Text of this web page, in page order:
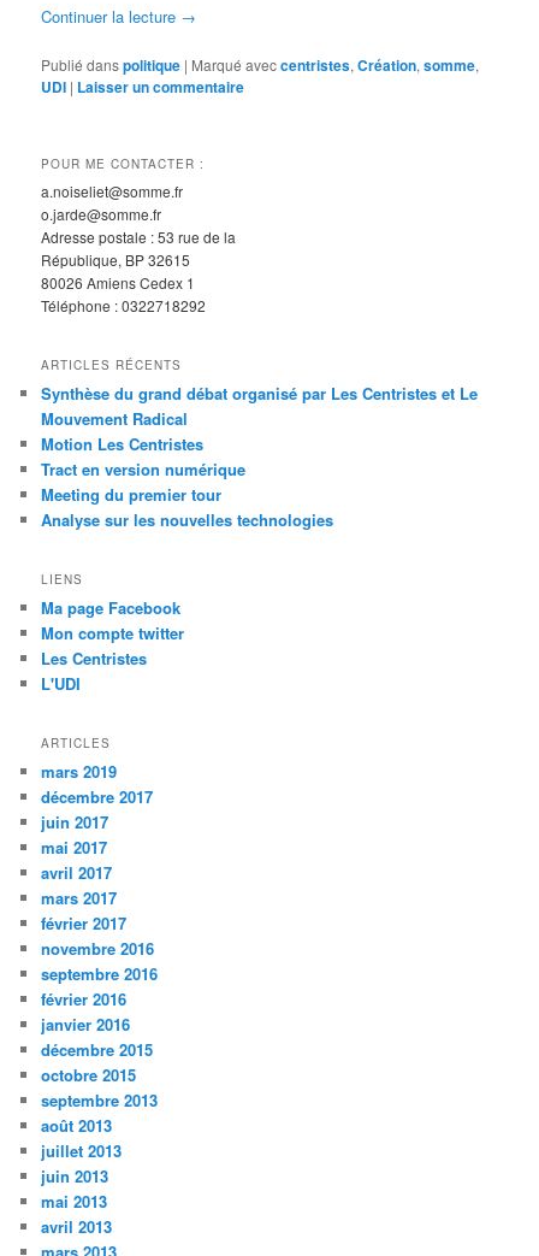
Continuer la lecture →
Publié danspolitique | Marqué aveccentristes,Création,somme,
UDI | Laisser un commentaire
POUR ME CONTACTER :
a.noiseliet@somme.fr
o.jarde@somme.fr
Adresse postale : 53 rue de la
République, BP 32615
80026 Amiens Cedex 1
Téléphone : 0322718292
ARTICLES RÉCENTS
Synthèse du grand débat organisé par Les Centristes et Le
Mouvement Radical
Motion Les Centristes
Tract en version numérique
Meeting du premier tour
Analyse sur les nouvelles technologies
LIENS
Ma page Facebook
Mon compte twitter
Les Centristes
L'UDI
ARTICLES
mars 2019
décembre 2017
juin 2017
mai 2017
avril 2017
mars 2017
février 2017
novembre 2016
septembre 2016
février 2016
janvier 2016
décembre 2015
octobre 2015
septembre 2013
août 2013
juillet 2013
juin 2013
mai 2013
avril 2013